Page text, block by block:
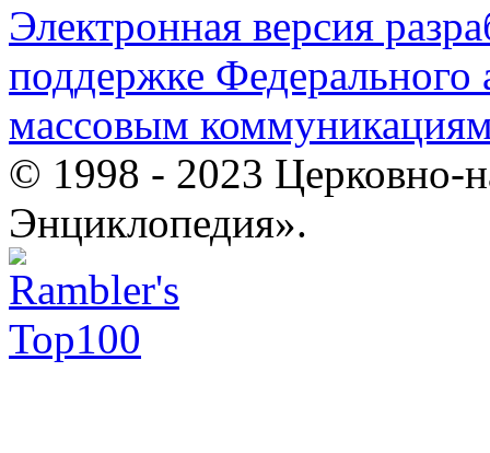
Электронная версия
поддержке Федерального
массовым
© 1998 - 2023 Церковно-
Энциклопедия».